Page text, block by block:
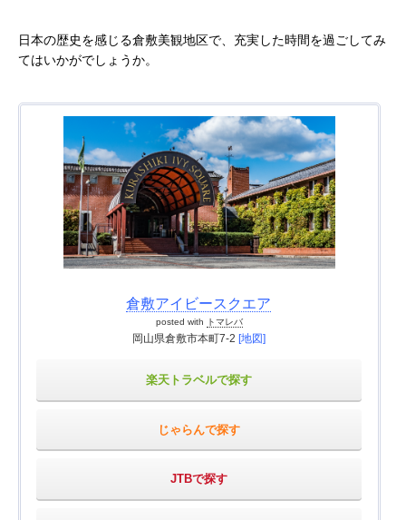
日本の歴史を感じる倉敷美観地区で、充実した時間を過ごしてみ
てはいかがでしょうか。
倉敷アイビースクエア
posted with トマレバ
岡山県倉敷市本町7-2 [地図]
楽天トラベルで探す
じゃらんで探す
JTBで探す